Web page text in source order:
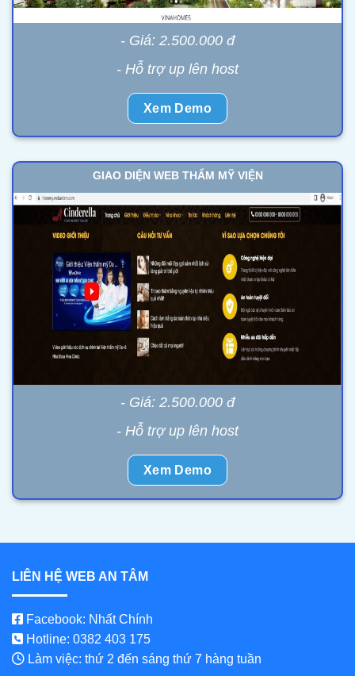
- Giá: 2.500.000 đ
- Hỗ trợ up lên host
Xem Demo
GIAO DIỆN WEB THẨM MỸ VIỆN
- Giá: 2.500.000 đ
- Hỗ trợ up lên host
Xem Demo
LIÊN HỆ WEB AN TÂM
Facebook: Nhất Chính
Hotline: 0382 403 175
Làm việc: thứ 2 đến sáng thứ 7 hàng tuần